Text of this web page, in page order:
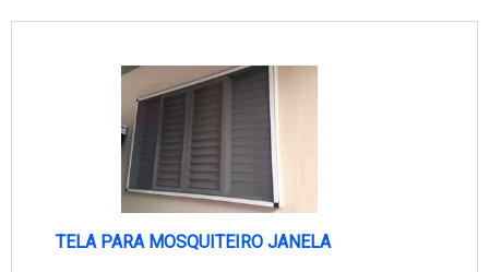
TELA PARA MOSQUITEIRO JANELA